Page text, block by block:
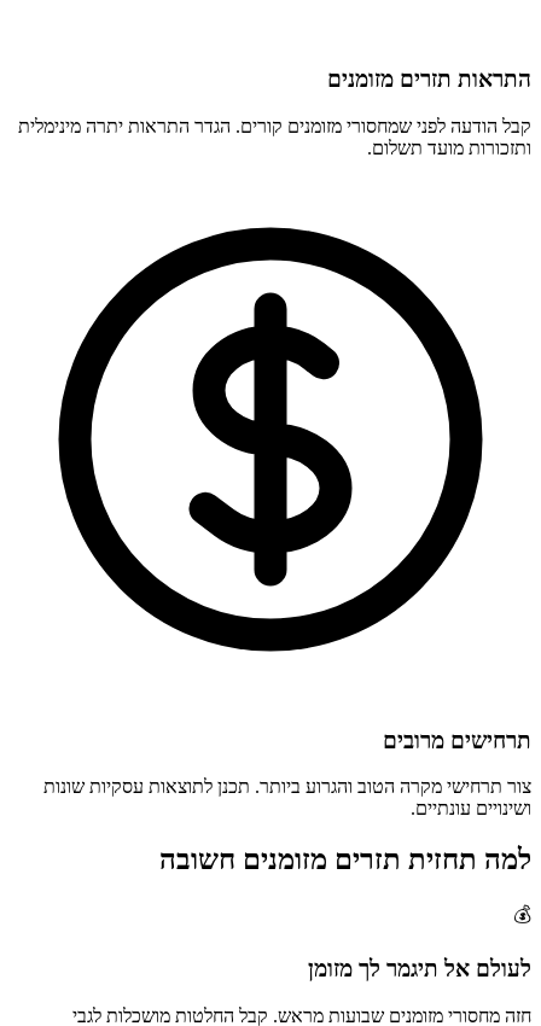
התראות תזרים מזומנים
קבל הודעה לפני שמחסורי מזומנים קורים. הגדר התראות יתרה מינימלית
ותזכורות מועד תשלום.
תרחישים מרובים
צור תרחישי מקרה הטוב והגרוע ביותר. תכנן לתוצאות עסקיות שונות
ושינויים עונתיים.
למה תחזית תזרים מזומנים חשובה
💰
לעולם אל תיגמר לך מזומן
חזה מחסורי מזומנים שבועות מראש. קבל החלטות מושכלות לגבי